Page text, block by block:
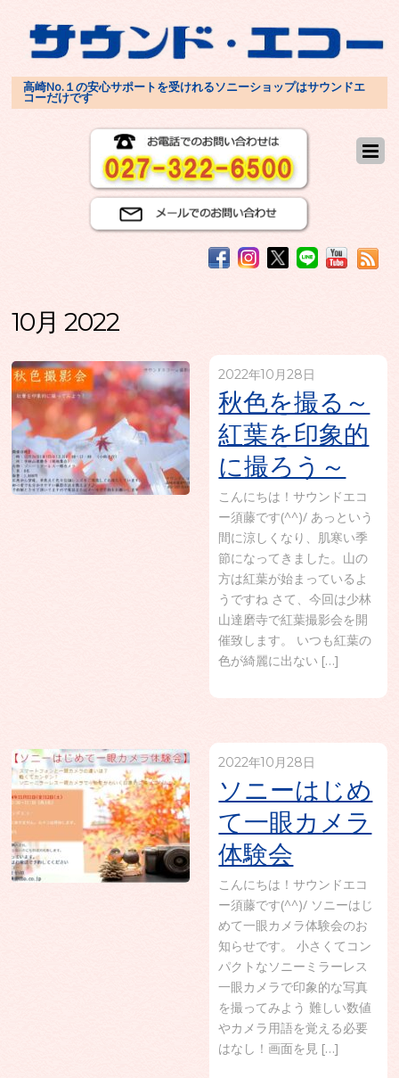
高崎No.１の安心サポートを受けれるソニーショップはサウンドエ
コーだけです
10月 2022
2022年10月28日
秋色を撮る～
紅葉を印象的
に撮ろう～
こんにちは！サウンドエコ
ー須藤です(^^)/ あっという
間に涼しくなり、肌寒い季
節になってきました。山の
方は紅葉が始まっているよ
うですね さて、今回は少林
山達磨寺で紅葉撮影会を開
催致します。 いつも紅葉の
色が綺麗に出ない […]
2022年10月28日
ソニーはじめ
て一眼カメラ
体験会
こんにちは！サウンドエコ
ー須藤です(^^)/ ソニーはじ
めて一眼カメラ体験会のお
知らせです。 小さくてコン
パクトなソニーミラーレス
一眼カメラで印象的な写真
を撮ってみよう 難しい数値
やカメラ用語を覚える必要
はなし！画面を見 […]